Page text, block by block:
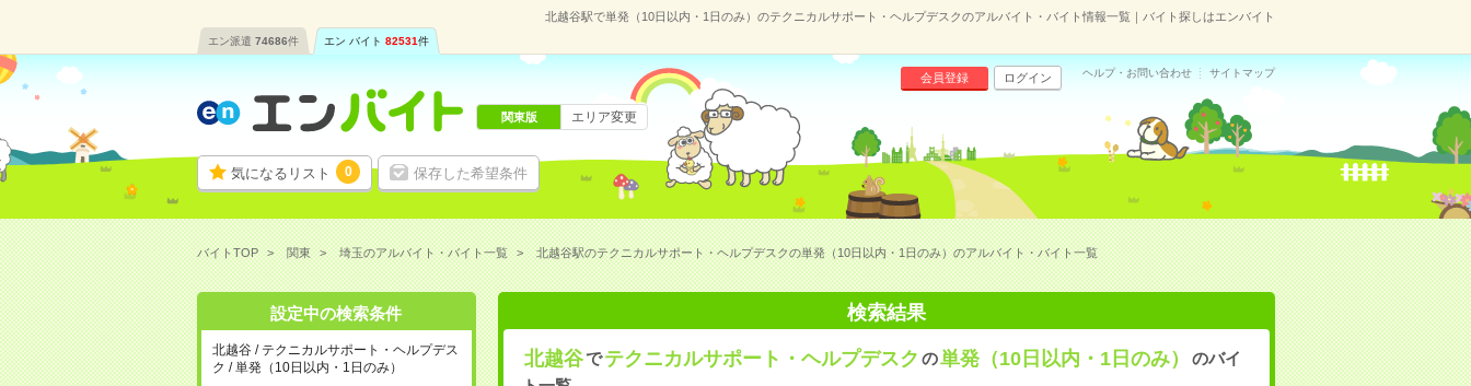
北越谷駅で単発（10日以内・1日のみ）のテクニカルサポート・ヘルプデスクのアルバイト・バイト情報一覧｜バイト探しはエンバイト
エン派遣 74686件 エン バイト 82531件
気になるリスト 0 保存した希望条件
会員登録 ログイン ヘルプ・お問い合わせ サイトマップ
関東版 エリア変更
バイトTOP 関東 埼玉のアルバイト・バイト一覧 北越谷駅のテクニカルサポート・ヘルプデスクの単発（10日以内・1日のみ）のアルバイト・バイト一覧
設定中の検索条件
北越谷 / テクニカルサポート・ヘルプデス
ク / 単発（10日以内・1日のみ）
検索結果
北越谷で テクニカルサポート・ヘルプデスク の単発（10日以内・1日のみ）
のバイ